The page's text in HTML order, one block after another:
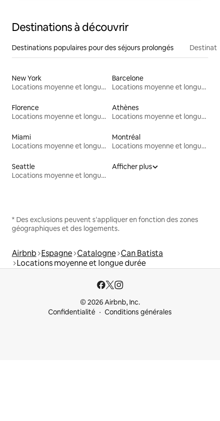
Destinations à découvrir
Destinations populaires pour des séjours prolongés
New York
Locations moyenne et longue durée
Barcelone
Locations moyenne et longue durée
Florence
Locations moyenne et longue durée
Athènes
Locations moyenne et longue durée
Miami
Locations moyenne et longue durée
Montréal
Locations moyenne et longue durée
Seattle
Locations moyenne et longue durée
Afficher plus
* Des exclusions peuvent s'appliquer en fonction des zones
géographiques et des logements.
Airbnb Espagne Catalogne Can Batista
Locations moyenne et longue durée
© 2026 Airbnb, Inc.
Confidentialité
Conditions générales